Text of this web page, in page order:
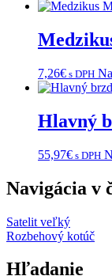
7,26€ s DPH
Hlavný
55,97€ s DPH
Navigácia v
Satelit veľký
Rozbehový kotúč
Hľadanie